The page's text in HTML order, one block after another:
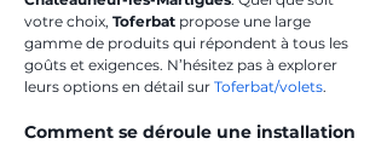
votre choix, Toferbat propose une large
gamme de produits qui répondent à tous les
goûts et exigences. N’hésitez pas à explorer
leurs options en détail sur Toferbat/volets.
Comment se déroule une installation